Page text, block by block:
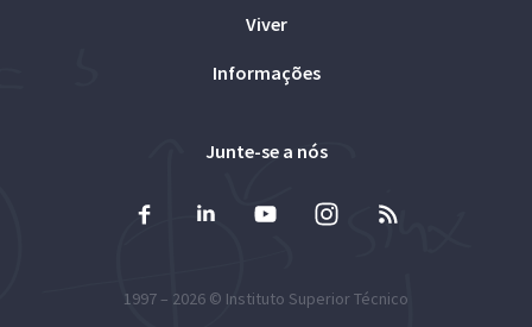
Viver
Informações
Junte-se a nós
1997 – 2026 © Instituto Superior Técnico